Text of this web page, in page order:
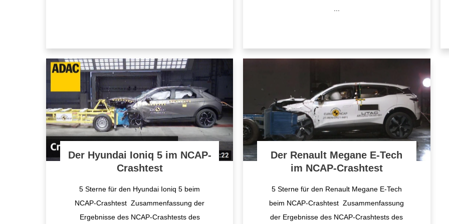
Der Hyundai Ioniq 5 im NCAP-
Crashtest
5 Sterne für den Hyundai Ioniq 5 beim
NCAP-Crashtest Zusammenfassung der
Ergebnisse des NCAP-Crashtests des
Der Renault Megane E-Tech
im NCAP-Crashtest
5 Sterne für den Renault Megane E-Tech
beim NCAP-Crashtest Zusammenfassung
der Ergebnisse des NCAP-Crashtests des